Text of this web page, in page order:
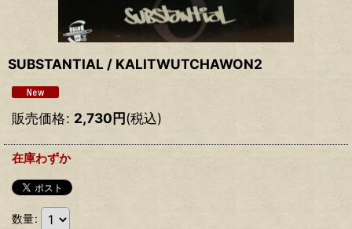
SUBSTANTIAL / KALITWUTCHAWON2
販売価格: 2,730円(税込)
在庫わずか
数量: